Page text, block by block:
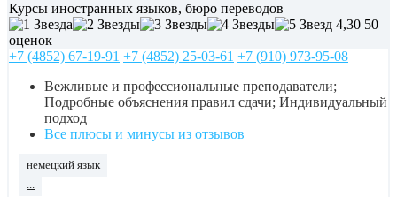
Курсы иностранных языков, бюро переводов
4,30 50
оценок
+7 (4852) 67-19-91 +7 (4852) 25-03-61 +7 (910) 973-95-08
Вежливые и профессиональные преподаватели;
Подробные объяснения правил сдачи; Индивидуальный
подход
Все плюсы и минусы из отзывов
немецкий язык
...